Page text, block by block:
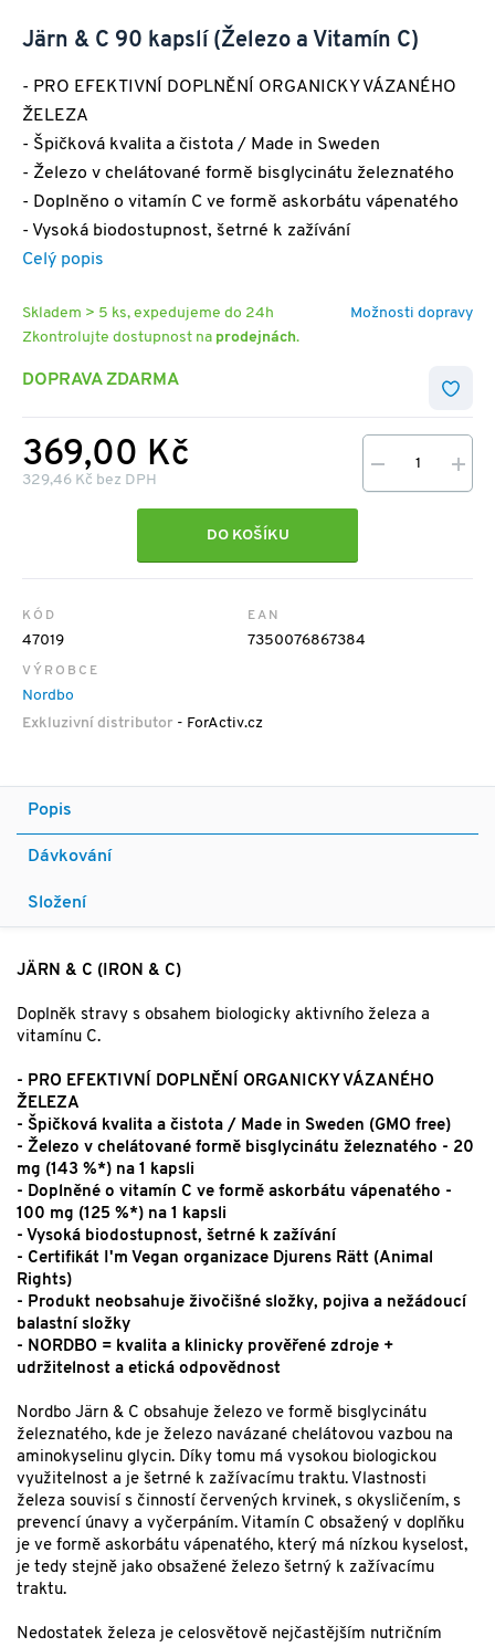
Järn & C 90 kapslí (Železo a Vitamín C)
- PRO EFEKTIVNÍ DOPLNĚNÍ ORGANICKY VÁZANÉHO
ŽELEZA
- Špičková kvalita a čistota / Made in Sweden
- Železo v chelátované formě bisglycinátu železnatého
- Doplněno o vitamín C ve formě askorbátu vápenatého
- Vysoká biodostupnost, šetrné k zažívání
Celý popis
Možnosti dopravy
Skladem > 5 ks, expedujeme do 24h
Zkontrolujte dostupnost na prodejnách.
DOPRAVA ZDARMA
369,00 Kč
329,46 Kč bez DPH
DO KOŠÍKU
KÓD
47019
EAN
7350076867384
VÝROBCE
Nordbo
Exkluzivní distributor - ForActiv.cz
Popis
Dávkování
Složení
JÄRN & C (IRON & C)
Doplněk stravy s obsahem biologicky aktivního železa a
vitamínu C.
- PRO EFEKTIVNÍ DOPLNĚNÍ ORGANICKY VÁZANÉHO
ŽELEZA
- Špičková kvalita a čistota / Made in Sweden (GMO free)
- Železo v chelátované formě bisglycinátu železnatého - 20
mg (143 %*) na 1 kapsli
- Doplněné o vitamín C ve formě askorbátu vápenatého -
100 mg (125 %*) na 1 kapsli
- Vysoká biodostupnost, šetrné k zažívání
- Certifikát I'm Vegan organizace Djurens Rätt (Animal
Rights)
- Produkt neobsahuje živočišné složky, pojiva a nežádoucí
balastní složky
- NORDBO = kvalita a klinicky prověřené zdroje +
udržitelnost a etická odpovědnost
Nordbo Järn & C obsahuje železo ve formě bisglycinátu
železnatého, kde je železo navázané chelátovou vazbou na
aminokyselinu glycin. Díky tomu má vysokou biologickou
využitelnost a je šetrné k zažívacímu traktu. Vlastnosti
železa souvisí s činností červených krvinek, s okysličením, s
prevencí únavy a vyčerpáním. Vitamín C obsažený v doplňku
je ve formě askorbátu vápenatého, který má nízkou kyselost,
je tedy stejně jako obsažené železo šetrný k zažívacímu
traktu.
Nedostatek železa je celosvětově nejčastějším nutričním